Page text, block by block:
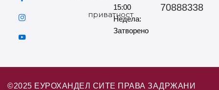
приватност
15:00
Недела:
Затворено
70888338
©2025 ЕУРОХАНДЕЛ СИТЕ ПРАВА ЗАДРЖАНИ